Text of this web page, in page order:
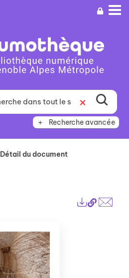
Recherche avancée
Détail du document
Lien